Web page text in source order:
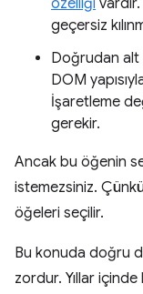
özelliği
geçersiz
Doğrudan alt
DOM
İşaretleme
gerekir.
Ancak bu öğenin
istemezsiniz.
öğeleri seçilir.
Bu konuda doğru
zordur. Yıllar